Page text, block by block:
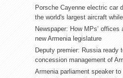
Porsche Cayenne electric car
the world's largest aircraft
Newspaper: How MPs’ offices
new Armenia legislature
Deputy premier: Russia ready
concession management of
Armenia parliament speaker to